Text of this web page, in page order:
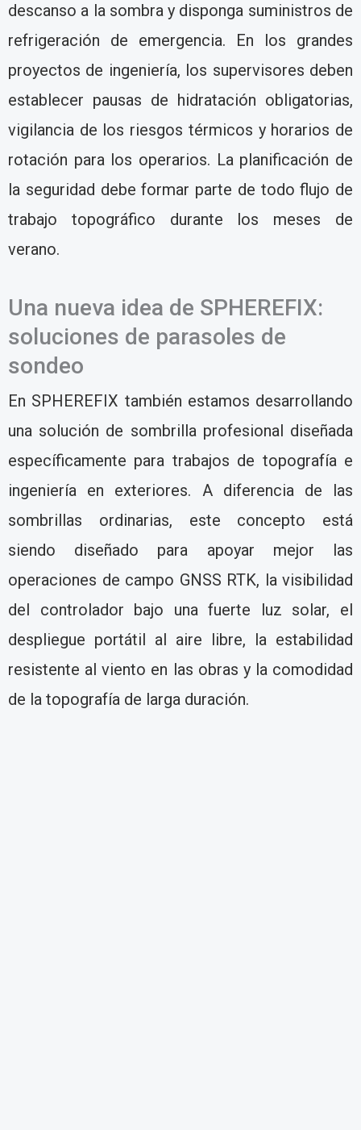
descanso a la sombra y disponga suministros de
refrigeración de emergencia. En los grandes
proyectos de ingeniería, los supervisores deben
establecer pausas de hidratación obligatorias,
vigilancia de los riesgos térmicos y horarios de
rotación para los operarios. La planificación de
la seguridad debe formar parte de todo flujo de
trabajo topográfico durante los meses de
verano.
Una nueva idea de SPHEREFIX:
soluciones de parasoles de
sondeo
En SPHEREFIX también estamos desarrollando
una solución de sombrilla profesional diseñada
específicamente para trabajos de topografía e
ingeniería en exteriores. A diferencia de las
sombrillas ordinarias, este concepto está
siendo diseñado para apoyar mejor las
operaciones de campo GNSS RTK, la visibilidad
del controlador bajo una fuerte luz solar, el
despliegue portátil al aire libre, la estabilidad
resistente al viento en las obras y la comodidad
de la topografía de larga duración.